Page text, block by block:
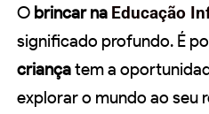
O brincar na Educação
significado profundo. É
criançatem a
explorar o mundo ao seu